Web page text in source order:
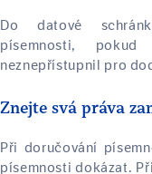
Do datové
písemnosti, pokud
neznepřístupnil pro
Znejte svá práva
Při doručování
písemnosti dokázat.